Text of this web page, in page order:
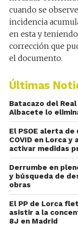
cuando se
incidencia
en esta y
corrección que
el documento.
Últimas
Batacazo del
Albacete lo
El PSOE alerta
COVID en Lorca
activar medidas
Derrumbe en
y búsqueda de
obras
El PP de Lorca
asistir a la
8J en Madrid